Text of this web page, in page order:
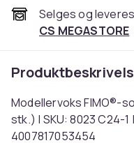
Selges og
CS MEGASTORE
Modellervoks FIMO®-
stk.) | SKU: 8023 C24-1
4007817053454